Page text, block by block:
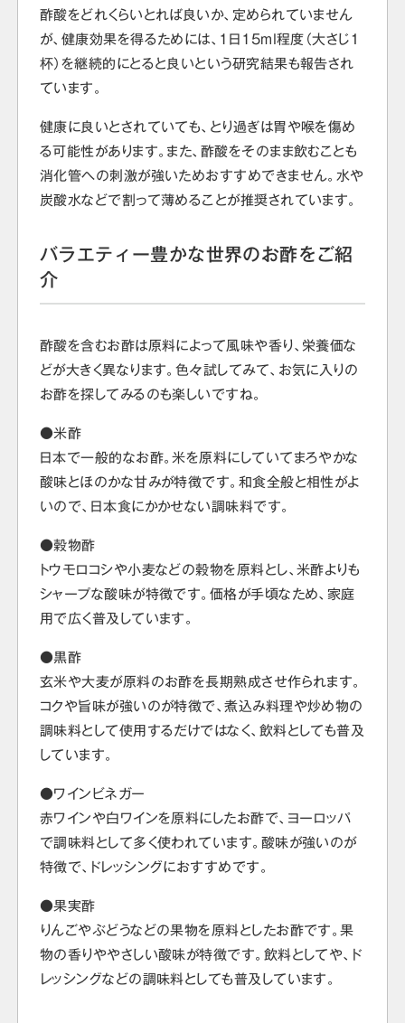
酢酸をどれくらいとれば良いか、定められていません
が、健康効果を得るためには、1日15ml程度（大さじ１
杯）を継続的にとると良いという研究結果も報告され
ています。
健康に良いとされていても、とり過ぎは胃や喉を傷め
る可能性があります。また、酢酸をそのまま飲むことも
消化管への刺激が強いためおすすめできません。水や
炭酸水などで割って薄めることが推奨されています。
バラエティー豊かな世界のお酢をご紹
介
酢酸を含むお酢は原料によって風味や香り、栄養価な
どが大きく異なります。色々試してみて、お気に入りの
お酢を探してみるのも楽しいですね。
●米酢
日本で一般的なお酢。米を原料にしていてまろやかな
酸味とほのかな甘みが特徴です。和食全般と相性がよ
いので、日本食にかかせない調味料です。
●穀物酢
トウモロコシや小麦などの穀物を原料とし、米酢よりも
シャープな酸味が特徴です。価格が手頃なため、家庭
用で広く普及しています。
●黒酢
玄米や大麦が原料のお酢を長期熟成させ作られます。
コクや旨味が強いのが特徴で、煮込み料理や炒め物の
調味料として使用するだけではなく、飲料としても普及
しています。
●ワインビネガー
赤ワインや白ワインを原料にしたお酢で、ヨーロッパ
で調味料として多く使われています。酸味が強いのが
特徴で、ドレッシングにおすすめです。
●果実酢
りんごやぶどうなどの果物を原料としたお酢です。果
物の香りややさしい酸味が特徴です。飲料としてや、ド
レッシングなどの調味料としても普及しています。